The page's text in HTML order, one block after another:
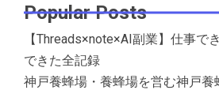
Popular Posts
【Threads×note×AI副業】仕事で
できた全記録
神戸養蜂場・養蜂場を営む神戸